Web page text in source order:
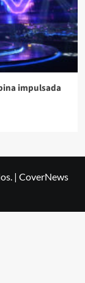
impulsada
| CoverNews